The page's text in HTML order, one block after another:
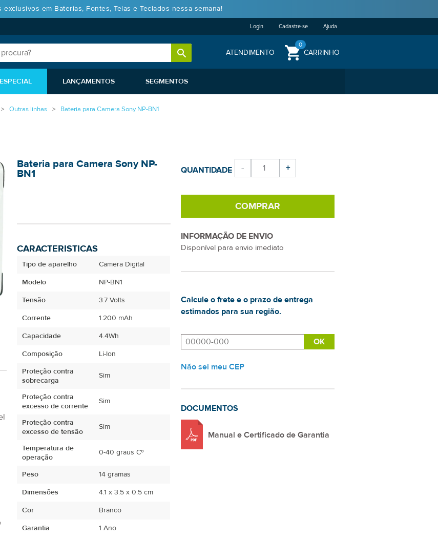
exclusivos em Baterias, Fontes, Telas e Teclados nessa semana!
Login Cadastre-se Ajuda
ATENDIMENTO CARRINHO
0
LANÇAMENTOS SEGMENTOS
Outras linhas Bateria para Camera Sony NP-BN1
Bateria para Camera Sony NP-
BN1
CARACTERISTICAS
Tipo de aparelho
Camera Digital
Modelo
NP-BN1
Tensão
3.7 Volts
Corrente
1.200 mAh
Capacidade
4.4Wh
Composição
Li-Ion
Proteção contra
sobrecarga
Sim
Proteção contra
excesso de corrente
Sim
Proteção contra
excesso de tensão
Sim
Temperatura de
operação
0-40 graus Cº
Peso
14 gramas
Dimensões
4.1 x 3.5 x 0.5 cm
Cor
Branco
Garantia
1 Ano
QUANTIDADE - +
COMPRAR
INFORMAÇÃO DE ENVIO
Disponível para envio imediato
Calcule o frete e o prazo de entrega
estimados para sua região.
Não sei meu CEP
DOCUMENTOS
Manual e Certificado de Garantia